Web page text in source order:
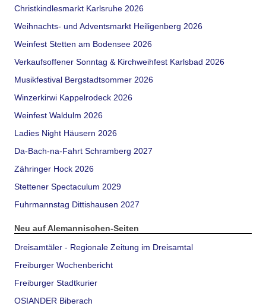
Christkindlesmarkt Karlsruhe 2026
Weihnachts- und Adventsmarkt Heiligenberg 2026
Weinfest Stetten am Bodensee 2026
Verkaufsoffener Sonntag & Kirchweihfest Karlsbad 2026
Musikfestival Bergstadtsommer 2026
Winzerkirwi Kappelrodeck 2026
Weinfest Waldulm 2026
Ladies Night Häusern 2026
Da-Bach-na-Fahrt Schramberg 2027
Zähringer Hock 2026
Stettener Spectaculum 2029
Fuhrmannstag Dittishausen 2027
Neu auf Alemannischen-Seiten
Dreisamtäler - Regionale Zeitung im Dreisamtal
Freiburger Wochenbericht
Freiburger Stadtkurier
OSIANDER Biberach